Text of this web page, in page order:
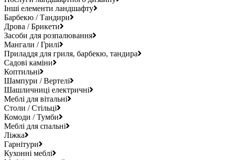
Інші елементи ландшафту
Барбекю / Тандири
Дрова / Брикети
Засоби для розпалювання
Мангали / Грилі
Приладдя для гриля, барбекю, тандира
Садові каміни
Коптильні
Шампури / Вертелі
Шашличниці електричні
Меблі для вітальні
Столи / Стільці
Комоди / Тумби
Меблі для спальні
Ліжка
Гарнітури
Кухонні меблі